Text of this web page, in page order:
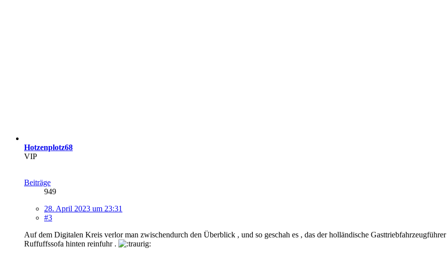
Hotzenplotz68
VIP
Beiträge
949
28. April 2023 um 23:31
#3
Auf dem Digitalen Kreis verlor man zwischendurch den Überblick , und so geschah es , das der holländische
Ruffuffssofa hinten reinfuhr .